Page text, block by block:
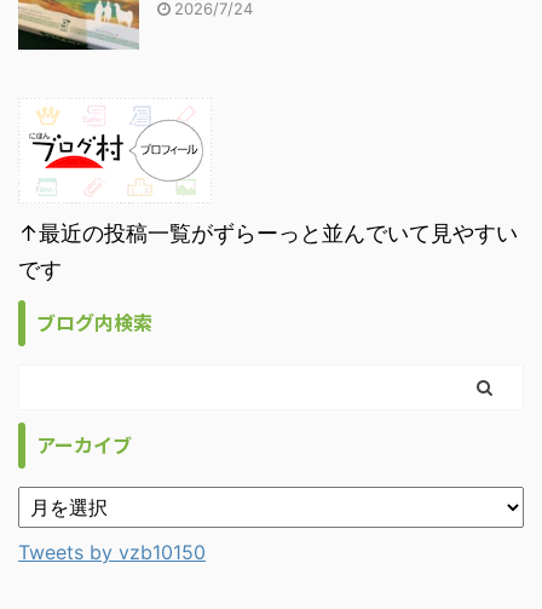
2026/7/24
↑最近の投稿一覧がずらーっと並んでいて見やすい
です
ブログ内検索
アーカイブ
Tweets by vzb10150